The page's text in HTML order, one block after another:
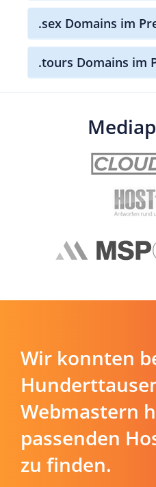
.sex Domains im
.tours Domains im
Wir konnten
Webmastern
passenden
zu finden.